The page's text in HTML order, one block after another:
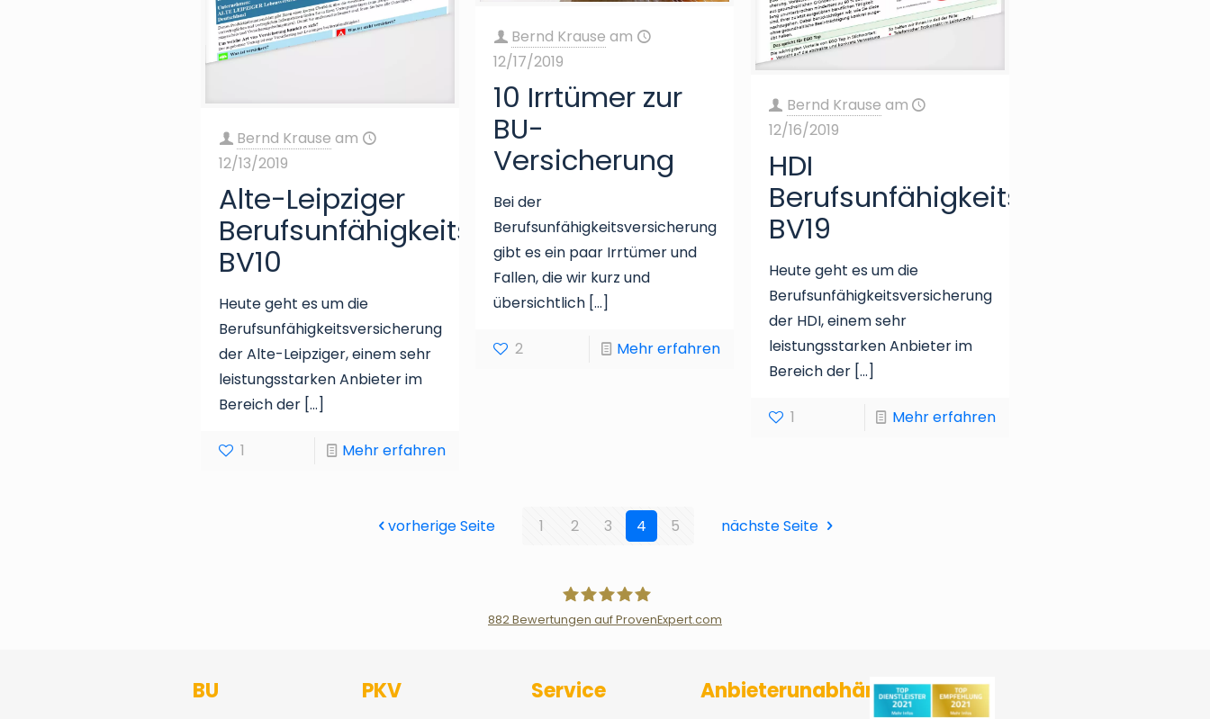
Bernd Krause am
12/17/2019
10 Irrtümer zur
BU-
Versicherung
Bei der
Berufsunfähigkeitsversicherung
gibt es ein paar Irrtümer und
Fallen, die wir kurz und
übersichtlich […]
2 Mehr erfahren
Bernd Krause am
12/16/2019
HDI
Berufsunfähigkeitsversicherung
BV19
Heute geht es um die
Berufsunfähigkeitsversicherung
der HDI, einem sehr
leistungsstarken Anbieter im
Bereich der[…]
1 Mehr erfahren
Bernd Krause am
12/13/2019
Alte-Leipziger
Berufsunfähigkeitsversicherung-
BV10
Heute geht es um die
Berufsunfähigkeitsversicherung
der Alte-Leipziger, einem sehr
leistungsstarken Anbieter im
Bereich der […]
1 Mehr erfahren
vorherige Seite 1 2 3 4 5 nächste Seite
882Bewertungen auf ProvenExpert.com
BU PKV Service Anbieterunabhängig